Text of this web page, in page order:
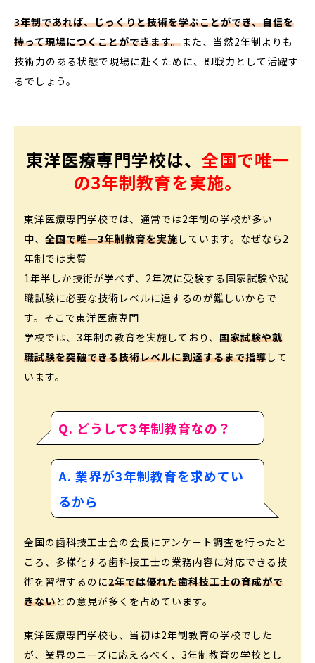
3年制であれば、じっくりと技術を学ぶことができ、自信を
持って現場につくことができます。また、当然2年制よりも
技術力のある状態で現場に赴くために、即戦力として活躍す
るでしょう。
東洋医療専門学校は、 全国で唯一
の3年制教育を実施。
東洋医療専門学校では、通常では2年制の学校が多い
中、 全国で唯一3年制教育を実施しています。なぜなら2
年制では実質
1年半しか技術が学べず、2年次に受験する国家試験や就
職試験に必要な技術レベルに達するのが難しいからで
す。そこで東洋医療専門
学校では、3年制の教育を実施しており、 国家試験や就
職試験を突破できる技術レベルに到達するまで指導して
います。
Q. どうして3年制教育なの？
A. 業界が3年制教育を求めてい
るから
全国の歯科技工士会の会長にアンケート調査を行ったと
ころ、多様化する歯科技工士の業務内容に対応できる技
術を習得するのに2年では優れた歯科技工士の育成がで
きないとの意見が多くを占めています。
東洋医療専門学校も、当初は2年制教育の学校でした
が、業界のニーズに応えるべく、3年制教育の学校とし